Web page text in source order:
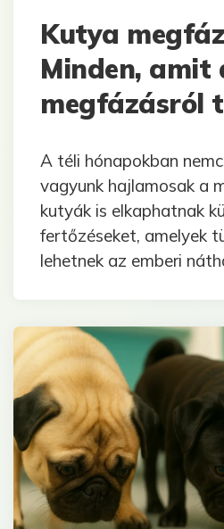
Kutya
Minden, amit
megfázásról
A téli hónapokban
vagyunk hajlamosak a
kutyák is elkaphatnak
fertőzéseket, amelyek
lehetnek az emberi